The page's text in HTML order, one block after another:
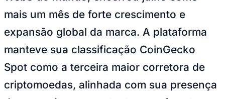
expansão global da marca. A plataforma
manteve sua classificação CoinGecko
Spot como a terceira maior corretora de
criptomoedas, alinhada com sua presença
de mercado em constante crescimento.